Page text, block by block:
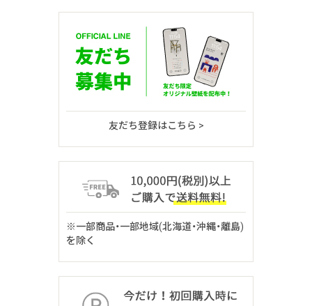
友だち登録はこちら >
※一部商品・一部地域(北海道・沖縄・離島)
を除く